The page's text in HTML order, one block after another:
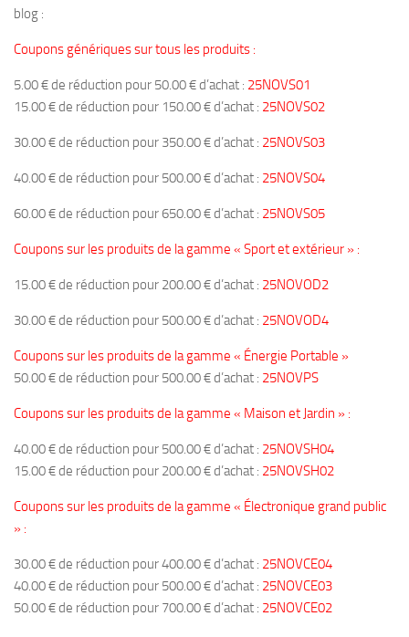
blog :
Coupons génériques sur tous les produits :
5.00 € de réduction pour 50.00 € d’achat : 25NOVS01
15.00 € de réduction pour 150.00 € d’achat : 25NOVS02
30.00 € de réduction pour 350.00 € d’achat : 25NOVS03
40.00 € de réduction pour 500.00 € d’achat : 25NOVS04
60.00 € de réduction pour 650.00 € d’achat : 25NOVS05
Coupons sur les produits de la gamme « Sport et extérieur » :
15.00 € de réduction pour 200.00 € d’achat : 25NOVOD2
30.00 € de réduction pour 500.00 € d’achat : 25NOVOD4
Coupons sur les produits de la gamme « Énergie Portable »
50.00 € de réduction pour 500.00 € d’achat : 25NOVPS
Coupons sur les produits de la gamme « Maison et Jardin » :
40.00 € de réduction pour 500.00 € d’achat : 25NOVSH04
15.00 € de réduction pour 200.00 € d’achat : 25NOVSH02
Coupons sur les produits de la gamme « Électronique grand public
» :
30.00 € de réduction pour 400.00 € d’achat : 25NOVCE04
40.00 € de réduction pour 500.00 € d’achat : 25NOVCE03
50.00 € de réduction pour 700.00 € d’achat : 25NOVCE02